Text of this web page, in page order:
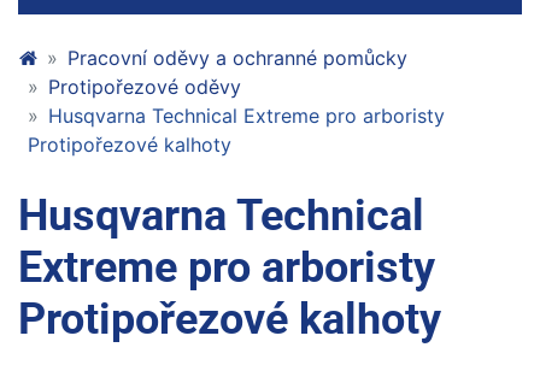
Pracovní oděvy a ochranné pomůcky
Protipořezové oděvy
Husqvarna Technical Extreme pro arboristy
Protipořezové kalhoty
Husqvarna Technical
Extreme pro arboristy
Protipořezové kalhoty